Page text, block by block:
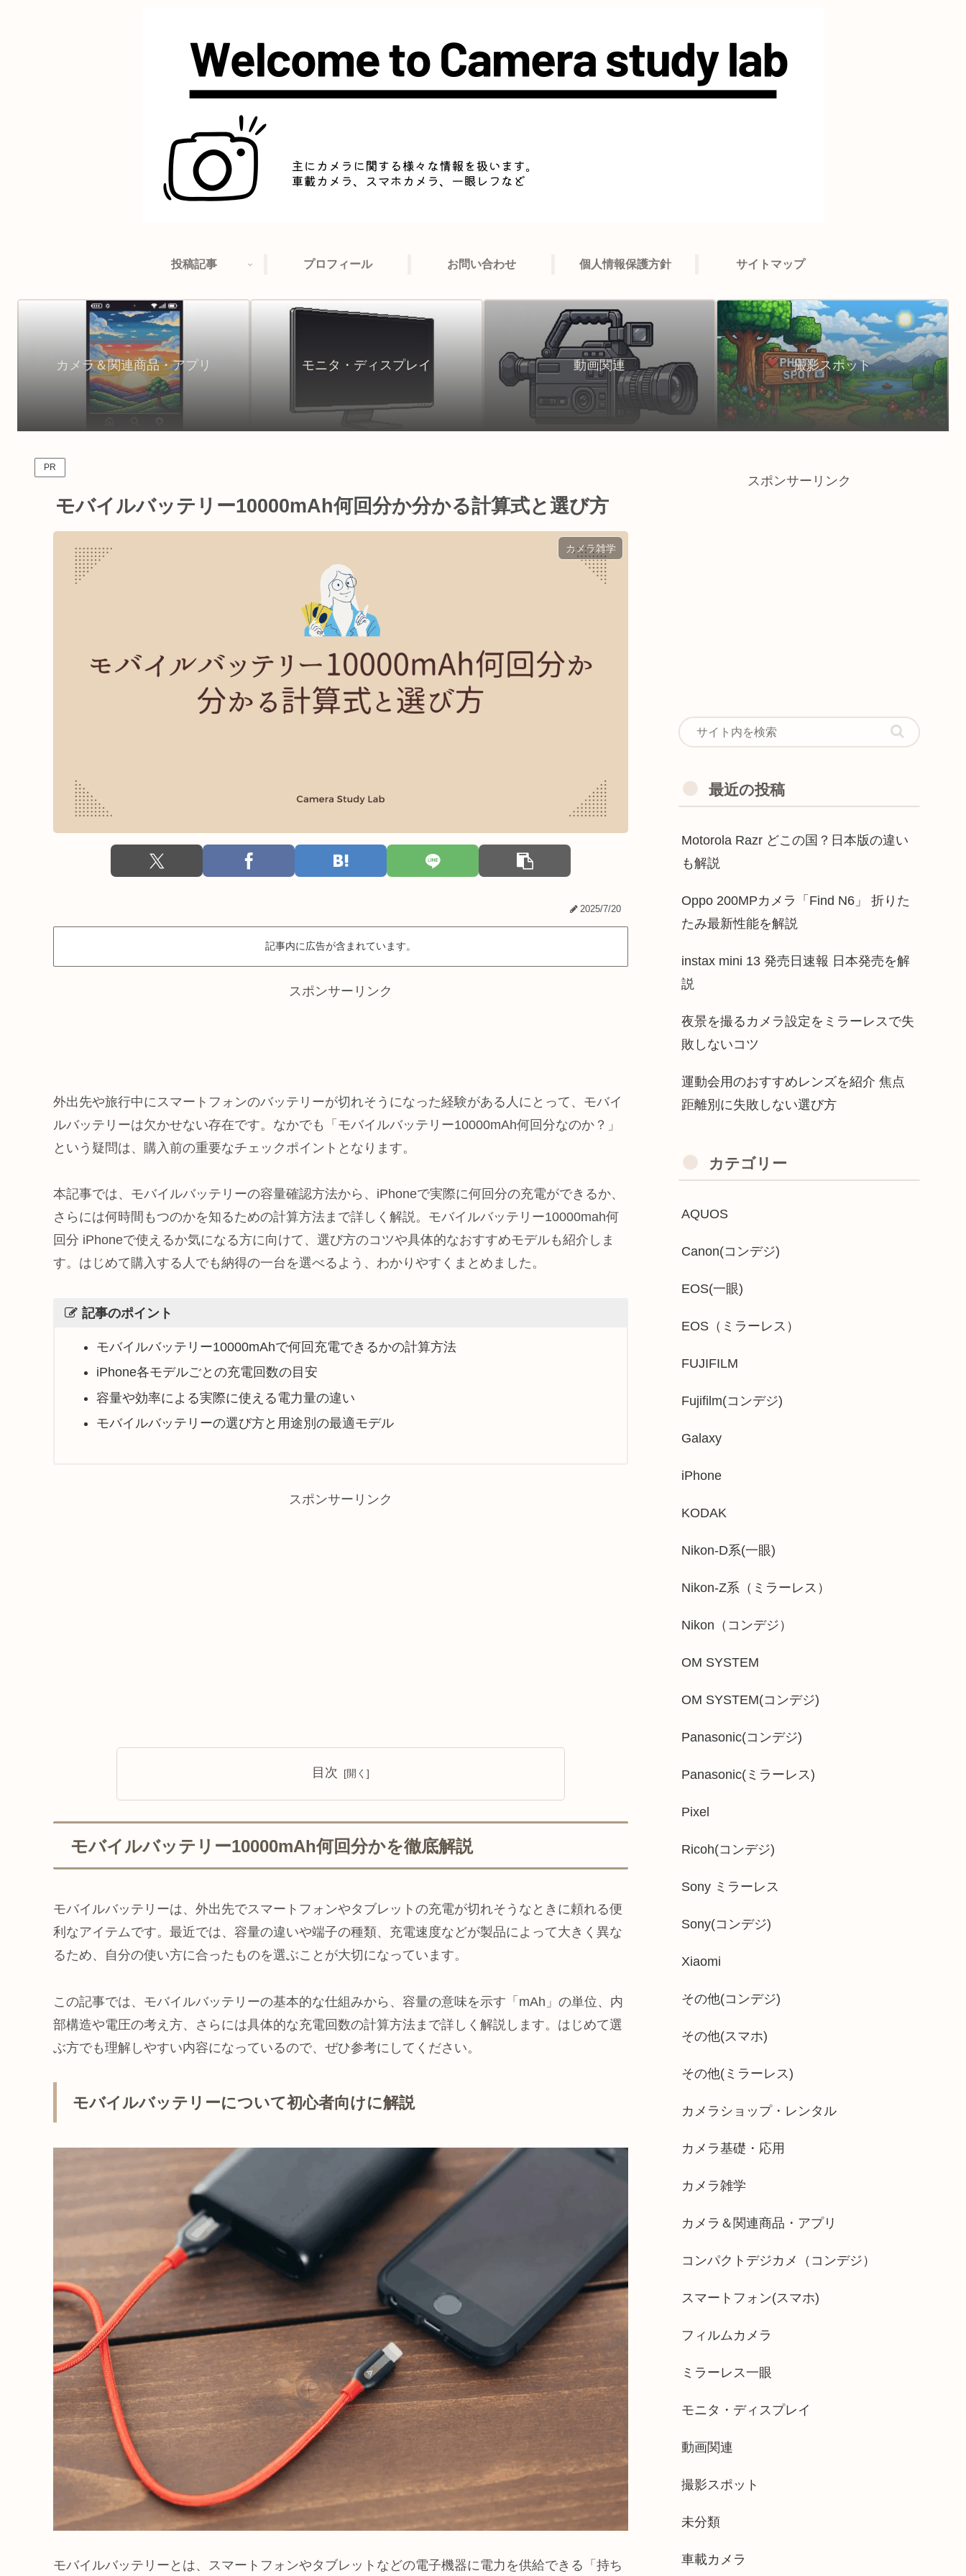
投稿記事 プロフィール お問い合わせ 個人情報保護方針 サイトマップ
カメラ＆関連商品・アプリ モニタ・ディスプレイ 動画関連 撮影スポット
PR
モバイルバッテリー10000mAh何回分か分かる計算式と選び方
カメラ雑学
2025/7/20
記事内に広告が含まれています。
スポンサーリンク
外出先や旅行中にスマートフォンのバッテリーが切れそうになった経験がある人にとって、モバイ
ルバッテリーは欠かせない存在です。なかでも「モバイルバッテリー10000mAh何回分なのか？」
という疑問は、購入前の重要なチェックポイントとなります。
本記事では、モバイルバッテリーの容量確認方法から、iPhoneで実際に何回分の充電ができるか、
さらには何時間もつのかを知るための計算方法まで詳しく解説。モバイルバッテリー10000mah何
回分 iPhoneで使えるか気になる方に向けて、選び方のコツや具体的なおすすめモデルも紹介しま
す。はじめて購入する人でも納得の一台を選べるよう、わかりやすくまとめました。
記事のポイント
モバイルバッテリー10000mAhで何回充電できるかの計算方法
iPhone各モデルごとの充電回数の目安
容量や効率による実際に使える電力量の違い
モバイルバッテリーの選び方と用途別の最適モデル
スポンサーリンク
目次
モバイルバッテリー10000mAh何回分かを徹底解説
モバイルバッテリーは、外出先でスマートフォンやタブレットの充電が切れそうなときに頼れる便
利なアイテムです。最近では、容量の違いや端子の種類、充電速度などが製品によって大きく異な
るため、自分の使い方に合ったものを選ぶことが大切になっています。
この記事では、モバイルバッテリーの基本的な仕組みから、容量の意味を示す「mAh」の単位、内
部構造や電圧の考え方、さらには具体的な充電回数の計算方法まで詳しく解説します。はじめて選
ぶ方でも理解しやすい内容になっているので、ぜひ参考にしてください。
モバイルバッテリーについて初心者向けに解説
モバイルバッテリーとは、スマートフォンやタブレットなどの電子機器に電力を供給できる「持ち
スポンサーリンク
最近の投稿
Motorola Razr どこの国？日本版の違い
も解説
Oppo 200MPカメラ「Find N6」 折りた
たみ最新性能を解説
instax mini 13 発売日速報 日本発売を解
説
夜景を撮るカメラ設定をミラーレスで失
敗しないコツ
運動会用のおすすめレンズを紹介 焦点
距離別に失敗しない選び方
カテゴリー
AQUOS
Canon(コンデジ)
EOS(一眼)
EOS（ミラーレス）
FUJIFILM
Fujifilm(コンデジ)
Galaxy
iPhone
KODAK
Nikon-D系(一眼)
Nikon-Z系（ミラーレス）
Nikon（コンデジ）
OM SYSTEM
OM SYSTEM(コンデジ)
Panasonic(コンデジ)
Panasonic(ミラーレス)
Pixel
Ricoh(コンデジ)
Sony ミラーレス
Sony(コンデジ)
Xiaomi
その他(コンデジ)
その他(スマホ)
その他(ミラーレス)
カメラショップ・レンタル
カメラ基礎・応用
カメラ雑学
カメラ＆関連商品・アプリ
コンパクトデジカメ（コンデジ）
スマートフォン(スマホ)
フィルムカメラ
ミラーレス一眼
モニタ・ディスプレイ
動画関連
撮影スポット
未分類
車載カメラ